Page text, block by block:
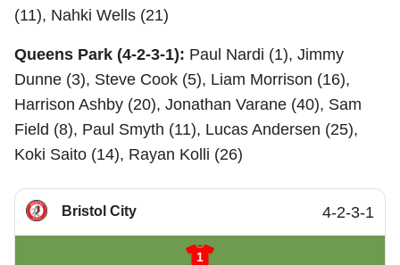
(11), Nahki Wells (21)
Queens Park (4-2-3-1): Paul Nardi (1), Jimmy
Dunne (3), Steve Cook (5), Liam Morrison (16),
Harrison Ashby (20), Jonathan Varane (40), Sam
Field (8), Paul Smyth (11), Lucas Andersen (25),
Koki Saito (14), Rayan Kolli (26)
Bristol City 4-2-3-1
1